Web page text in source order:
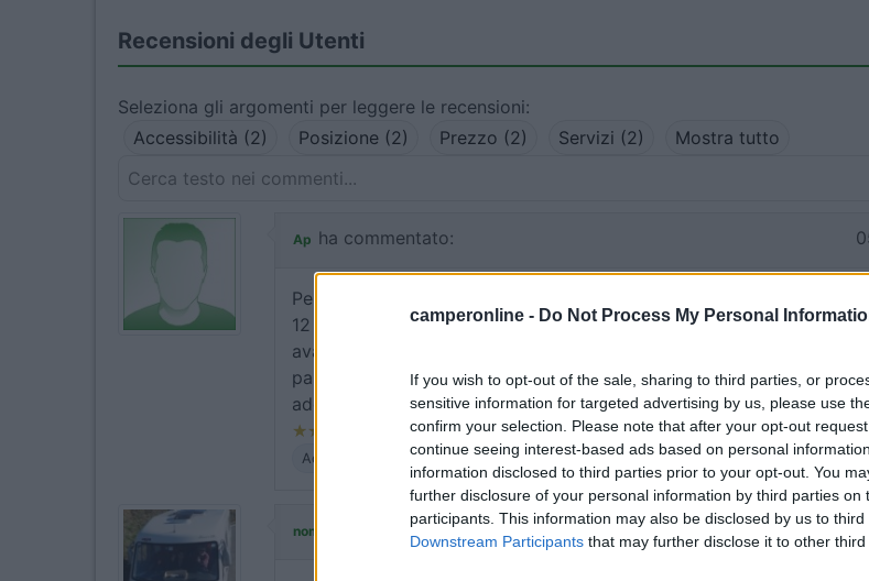
camperonline - Do Not Process My Personal
If you wish to opt-out of the sale, sharing to third parties, or
sensitive information for targeted advertising by us, please use
confirm your selection. Please note that after your opt-out
continue seeing interest-based ads based on personal
information disclosed to third parties prior to your opt-out. You
further disclosure of your personal information by third parties on
participants. This information may also be disclosed by us to
Downstream Participants that may further disclose it to other third
Recensioni degli Utenti
Seleziona gli argomenti per leggere le recensioni:
Accessibilità (2)
Posizione (2) Prezzo (2) Servizi (2) Mostra tutto
Ap ha commentato:
Per la corrente bisogna prendere il gettone presso l'ufficio turistico a
12 ore. Per il resto il carico e lo scarico sono gratis. C'è un altro
avanti, salendo verso la montagna a pagamento (€ 8), da dove
passeggiate. Si paga lungo la strada 1 km prima del parcheggio, al
addetto, ma non sempre è presente.
Accessibilità Posizione Prezzo Servizi
nomade51 ha commentato: